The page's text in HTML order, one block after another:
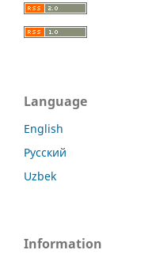
Language
English
Русский
Uzbek
Information